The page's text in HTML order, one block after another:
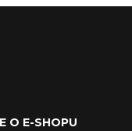
O E-SHOPU